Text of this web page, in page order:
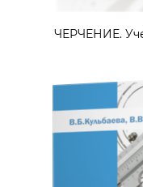
ЧЕРЧЕНИЕ.